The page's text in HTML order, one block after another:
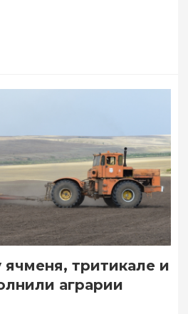
из самых
тритикале и
аграрии